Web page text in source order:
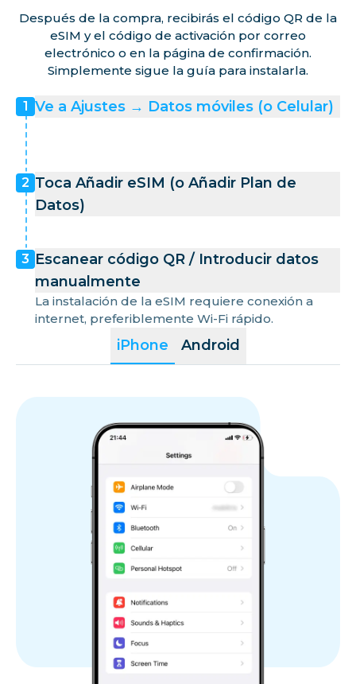
Después de la compra, recibirás el código QR de la
eSIM y el código de activación por correo
electrónico o en la página de confirmación.
Simplemente sigue la guía para instalarla.
iPhone Android
1 Ve a Ajustes → Datos móviles (o Celular)
2 Toca Añadir eSIM (o Añadir Plan de
Datos)
3 Escanear código QR / Introducir datos
manualmente
La instalación de la eSIM requiere conexión a
internet, preferiblemente Wi-Fi rápido.